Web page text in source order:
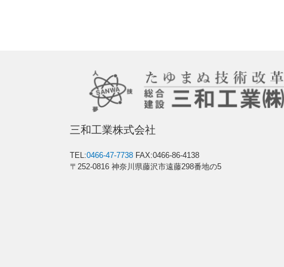
三和工業株式会社
TEL:0466-47-7738 FAX:0466-86-4138
〒252-0816 神奈川県藤沢市遠藤298番地の5